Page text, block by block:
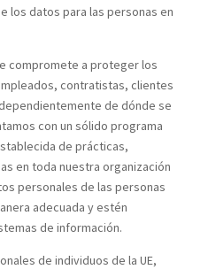
los datos para las personas en
se compromete a proteger los
contratistas, clientes
de dónde se
con un sólido programa
de prácticas,
en toda nuestra organización
personales de las personas
adecuada y estén
de información.
de individuos de la UE,